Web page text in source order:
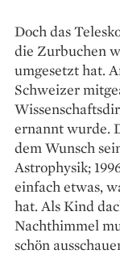
Doch das
die Zurbuchen
umgesetzt hat.
Schweizer
ernannt wurde.
dem Wunsch
Astrophysik;
einfach etwas,
hat. Als Kind
Nachthimmel
schön